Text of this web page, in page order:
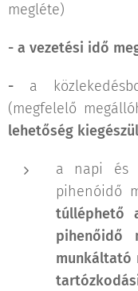
megléte)
- a vezetési idő
- a
(megfelelő
lehetőség
a napi és
pihenóidő
túlléphető
pihenőidő
munkáltató